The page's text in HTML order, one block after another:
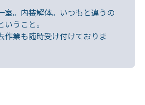
室。内装解体。いつもと違うの
うこと。
作業も随時受け付けておりま